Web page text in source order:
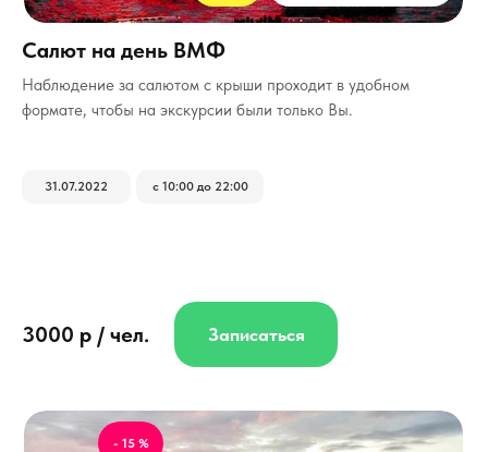
Наблюдение за салютом с крыши проходит в удобном
формате, чтобы на экскурсии были только Вы.
3000 р / чел.
31.07.2022 с 10:00 до 22:00
Записаться
Салют на день ВМФ
- 15 %